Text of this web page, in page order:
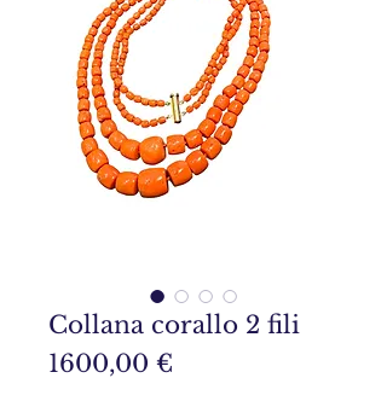
Collana corallo 2 fili
1600,00 €